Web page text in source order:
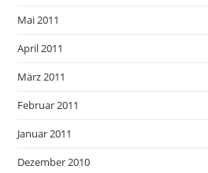
Mai 2011
April 2011
März 2011
Februar 2011
Januar 2011
Dezember 2010